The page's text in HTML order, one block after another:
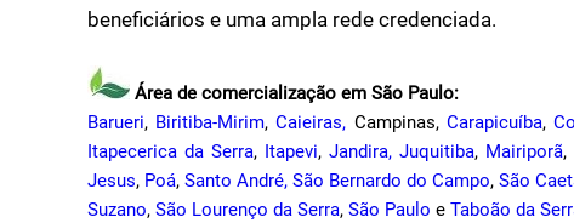
beneficiários e uma ampla rede credenciada.
Área de comercialização em São Paulo:
Barueri, Biritiba-Mirim,Caieiras, Campinas,Carapicuíba,
Itapecerica da Serra, Itapevi,Jandira, Juquitiba, Mairiporã,
Jesus, Poá,Santo André, São Bernardo do Campo,São
Suzano,São Lourenço da Serra,São Paulo eTaboão da